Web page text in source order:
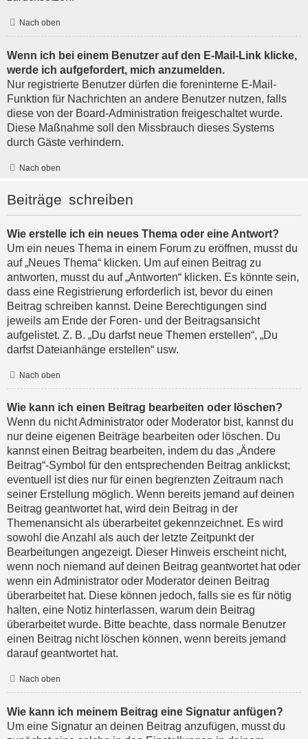
Nach oben
Wenn ich bei einem Benutzer auf den E-Mail-Link klicke,
werde ich aufgefordert, mich anzumelden.
Nur registrierte Benutzer dürfen die foreninterne E-Mail-
Funktion für Nachrichten an andere Benutzer nutzen, falls
diese von der Board-Administration freigeschaltet wurde.
Diese Maßnahme soll den Missbrauch dieses Systems
durch Gäste verhindern.
Nach oben
Beiträge schreiben
Wie erstelle ich ein neues Thema oder eine Antwort?
Um ein neues Thema in einem Forum zu eröffnen, musst du
auf „Neues Thema“ klicken. Um auf einen Beitrag zu
antworten, musst du auf „Antworten“ klicken. Es könnte sein,
dass eine Registrierung erforderlich ist, bevor du einen
Beitrag schreiben kannst. Deine Berechtigungen sind
jeweils am Ende der Foren- und der Beitragsansicht
aufgelistet. Z. B. „Du darfst neue Themen erstellen“, „Du
darfst Dateianhänge erstellen“ usw.
Nach oben
Wie kann ich einen Beitrag bearbeiten oder löschen?
Wenn du nicht Administrator oder Moderator bist, kannst du
nur deine eigenen Beiträge bearbeiten oder löschen. Du
kannst einen Beitrag bearbeiten, indem du das „Ändere
Beitrag“-Symbol für den entsprechenden Beitrag anklickst;
eventuell ist dies nur für einen begrenzten Zeitraum nach
seiner Erstellung möglich. Wenn bereits jemand auf deinen
Beitrag geantwortet hat, wird dein Beitrag in der
Themenansicht als überarbeitet gekennzeichnet. Es wird
sowohl die Anzahl als auch der letzte Zeitpunkt der
Bearbeitungen angezeigt. Dieser Hinweis erscheint nicht,
wenn noch niemand auf deinen Beitrag geantwortet hat oder
wenn ein Administrator oder Moderator deinen Beitrag
überarbeitet hat. Diese können jedoch, falls sie es für nötig
halten, eine Notiz hinterlassen, warum dein Beitrag
überarbeitet wurde. Bitte beachte, dass normale Benutzer
einen Beitrag nicht löschen können, wenn bereits jemand
darauf geantwortet hat.
Nach oben
Wie kann ich meinem Beitrag eine Signatur anfügen?
Um eine Signatur an deinen Beitrag anzufügen, musst du